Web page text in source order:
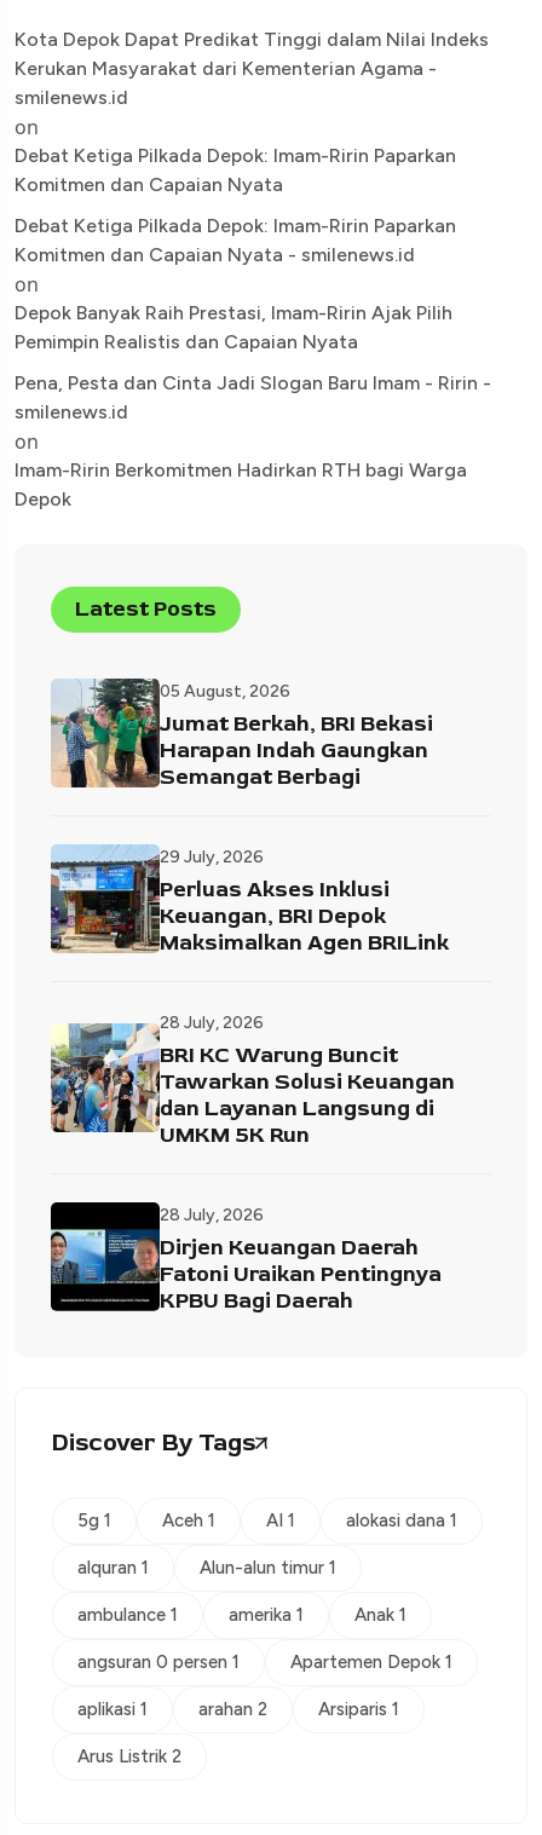
Kota Depok Dapat Predikat Tinggi dalam Nilai Indeks
Kerukan Masyarakat dari Kementerian Agama -
smilenews.id
on
Debat Ketiga Pilkada Depok: Imam-Ririn Paparkan
Komitmen dan Capaian Nyata
Debat Ketiga Pilkada Depok: Imam-Ririn Paparkan
Komitmen dan Capaian Nyata - smilenews.id
on
Depok Banyak Raih Prestasi, Imam-Ririn Ajak Pilih
Pemimpin Realistis dan Capaian Nyata
Pena, Pesta dan Cinta Jadi Slogan Baru Imam - Ririn -
smilenews.id
on
Imam-Ririn Berkomitmen Hadirkan RTH bagi Warga
Depok
Latest Posts
05 August, 2026
Jumat Berkah, BRI Bekasi
Harapan Indah Gaungkan
Semangat Berbagi
29 July, 2026
Perluas Akses Inklusi
Keuangan, BRI Depok
Maksimalkan Agen BRILink
28 July, 2026
BRI KC Warung Buncit
Tawarkan Solusi Keuangan
dan Layanan Langsung di
UMKM 5K Run
28 July, 2026
Dirjen Keuangan Daerah
Fatoni Uraikan Pentingnya
KPBU Bagi Daerah
Discover By Tags
5g 1 Aceh 1 AI 1 alokasi dana 1
alquran 1 Alun-alun timur 1
ambulance 1 amerika 1 Anak 1
angsuran 0 persen 1 Apartemen Depok 1
aplikasi 1 arahan 2 Arsiparis 1
Arus Listrik 2